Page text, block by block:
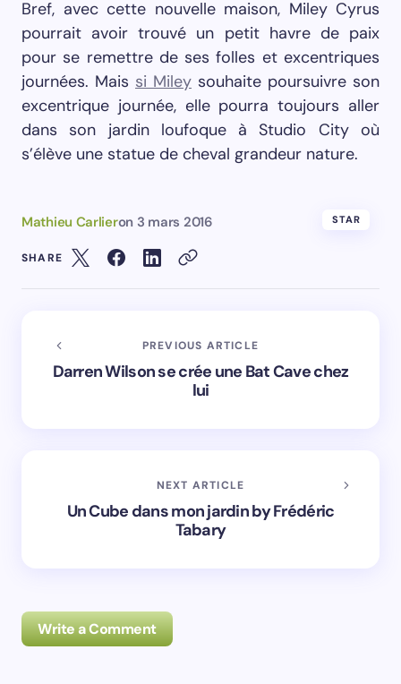
Bref, avec cette nouvelle maison, Miley Cyrus
pourrait avoir trouvé un petit havre de paix
pour se remettre de ses folles et excentriques
journées. Mais si Miley souhaite poursuivre son
excentrique journée, elle pourra toujours aller
dans son jardin loufoque à Studio City où
s’élève une statue de cheval grandeur nature.
Mathieu Carlieron 3 mars 2016 STAR
SHARE
PREVIOUS ARTICLE
Darren Wilson se crée une Bat Cave chez
lui
NEXT ARTICLE
Un Cube dans mon jardin by Frédéric
Tabary
Write a Comment